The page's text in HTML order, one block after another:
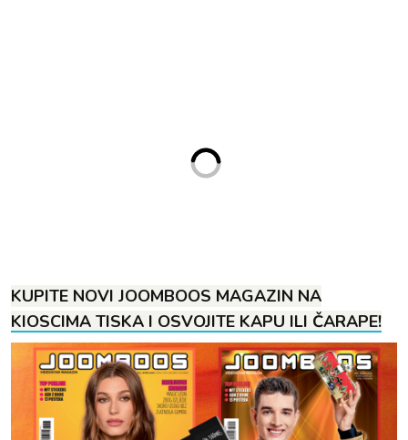
KUPITE NOVI JOOMBOOS MAGAZIN NA
KIOSCIMA TISKA I OSVOJITE KAPU ILI ČARAPE!